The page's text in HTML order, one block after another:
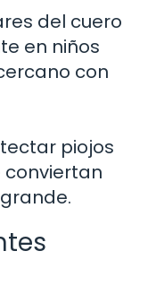
del cuero
en niños
con
piojos
conviertan